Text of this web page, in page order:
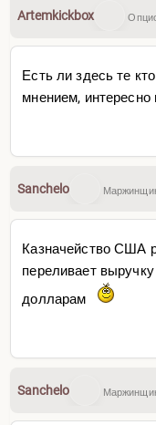
📉 Девальвация
это и есть
TRUMP: "YOU
На развивающихся
маркетингом:
все говорят
Оставляю вас с
Надеюсь, теперь
Artemkickbox
Есть ли здесь те
мнением,
Sanchelo
Казначейство США
переливает
долларам
Sanchelo